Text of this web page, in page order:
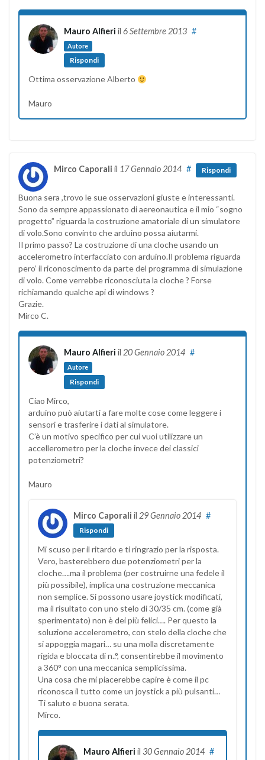
Mauro Alfieri il 6 Settembre 2013
Autore
#
Rispondi
Ottima osservazione Alberto
Mauro
Mirco Caporali il 17 Gennaio 2014 # Rispondi
Buona sera ,trovo le sue osservazioni giuste e interessanti.
Sono da sempre appassionato di aereonautica e il mio “sogno
progetto” riguarda la costruzione amatoriale di un simulatore
di volo.Sono convinto che arduino possa aiutarmi.
Il primo passo? La costruzione di una cloche usando un
accelerometro interfacciato con arduino.Il problema riguarda
pero’ il riconoscimento da parte del programma di simulazione
di volo. Come verrebbe riconosciuta la cloche ? Forse
richiamando qualche api di windows ?
Grazie.
Mirco C.
Mauro Alfieri il 20 Gennaio 2014
Autore
#
Rispondi
Ciao Mirco,
arduino può aiutarti a fare molte cose come leggere i
sensori e trasferire i dati al simulatore.
C’è un motivo specifico per cui vuoi utilizzare un
accellerometro per la cloche invece dei classici
potenziometri?
Mauro
Mirco Caporali il 29 Gennaio 2014 #
Rispondi
Mi scuso per il ritardo e ti ringrazio per la risposta.
Vero, basterebbero due potenziometri per la
cloche….ma il problema (per costruirne una fedele il
più possibile), implica una costruzione meccanica
non semplice. Si possono usare joystick modificati,
ma il risultato con uno stelo di 30/35 cm. (come già
sperimentato) non è dei più felici…. Per questo la
soluzione accelerometro, con stelo della cloche che
si appoggia magari… su una molla discretamente
rigida e bloccata di n..°, consentirebbe il movimento
a 360° con una meccanica semplicissima.
Una cosa che mi piacerebbe capire è come il pc
riconosca il tutto come un joystick a più pulsanti…
Ti saluto e buona serata.
Mirco.
Mauro Alfieri il 30 Gennaio 2014 #